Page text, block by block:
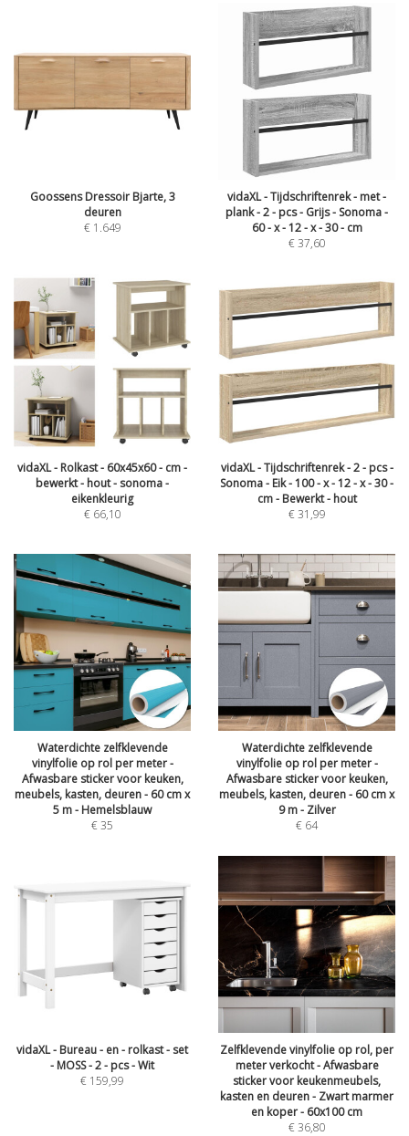
Goossens Dressoir Bjarte, 3
deuren
€ 1.649
vidaXL - Tijdschriftenrek - met -
plank - 2 - pcs - Grijs - Sonoma -
60 - x - 12 - x - 30 - cm
€37,60
vidaXL - Rolkast - 60x45x60 - cm -
bewerkt - hout - sonoma -
eikenkleurig
€ 66,10
vidaXL - Tijdschriftenrek - 2 - pcs -
Sonoma - Eik - 100 - x - 12 - x - 30 -
cm - Bewerkt - hout
€31,99
Waterdichte zelfklevende
vinylfolie op rol per meter -
Afwasbare sticker voor keuken,
meubels, kasten, deuren - 60 cm x
5 m - Hemelsblauw
€35
Waterdichte zelfklevende
vinylfolie op rol per meter -
Afwasbare sticker voor keuken,
meubels, kasten, deuren - 60 cm x
9 m - Zilver
€ 64
vidaXL - Bureau - en - rolkast - set
- MOSS - 2 - pcs - Wit
€ 159,99
Zelfklevende vinylfolie op rol, per
meter verkocht - Afwasbare
sticker voor keukenmeubels,
kasten en deuren - Zwart marmer
en koper - 60x100 cm
€36,80